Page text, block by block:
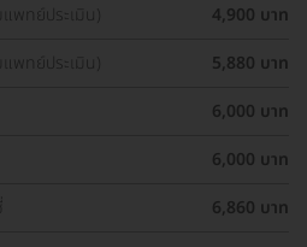
พทย์ประเมิน)
4,900 บาท
พทย์ประเมิน)
5,880 บาท
6,000 บาท
6,000 บาท
6,860 บาท